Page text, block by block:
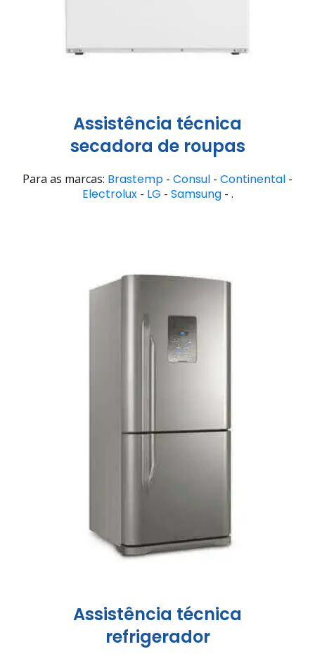
Assistência técnica
secadora de roupas
Para as marcas: Brastemp - Consul - Continental -
Electrolux- LG - Samsung- .
Assistência técnica
refrigerador